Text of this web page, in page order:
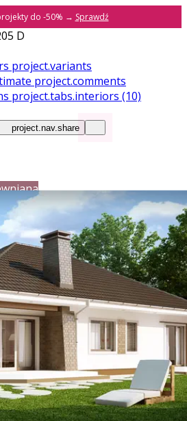
do -50% → Sprawdź
D
project.variants
project.comments
project.tabs.interiors (10)
project.nav.share